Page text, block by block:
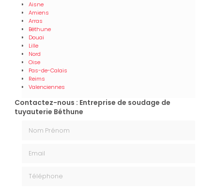
Aisne
Amiens
Arras
Béthune
Douai
Lille
Nord
Oise
Pas-de-Calais
Reims
Valenciennes
Contactez-nous : Entreprise de soudage de
tuyauterie Béthune